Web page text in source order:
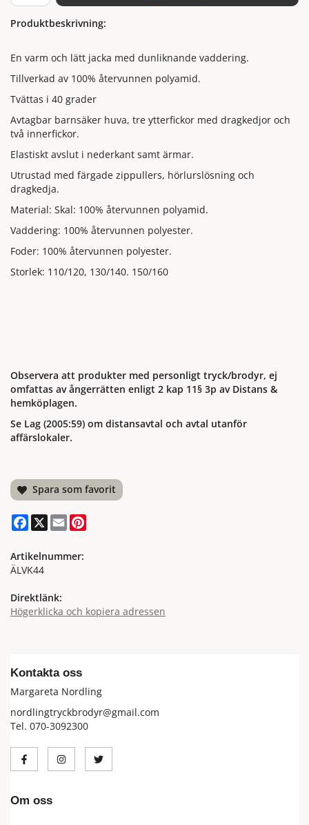
Produktbeskrivning:
En varm och lätt jacka med dunliknande vaddering.
Tillverkad av 100% återvunnen polyamid.
Tvättas i 40 grader
Avtagbar barnsäker huva, tre ytterfickor med dragkedjor och
två innerfickor.
Elastiskt avslut i nederkant samt ärmar.
Utrustad med färgade zippullers, hörlurslösning och
dragkedja.
Material: Skal: 100% återvunnen polyamid.
Vaddering: 100% återvunnen polyester.
Foder: 100% återvunnen polyester.
Storlek: 110/120, 130/140. 150/160
Observera att produkter med personligt tryck/brodyr, ej
omfattas av ångerrätten enligt 2 kap 11§ 3p av Distans &
hemköplagen.
Se Lag (2005:59) om distansavtal och avtal utanför
affärslokaler.
Spara som favorit
Facebook
X Email
Artikelnummer:
ÄLVK44
Direktlänk:
Högerklicka och kopiera adressen
Kontakta oss
Margareta Nordling
nordlingtryckbrodyr@gmail.com
Tel. 070-3092300
Om oss